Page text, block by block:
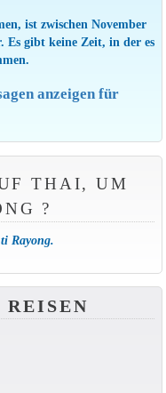
ist zwischen November
Es gibt keine Zeit, in der es
anzeigen für
THAI, UM
?
Rayong.